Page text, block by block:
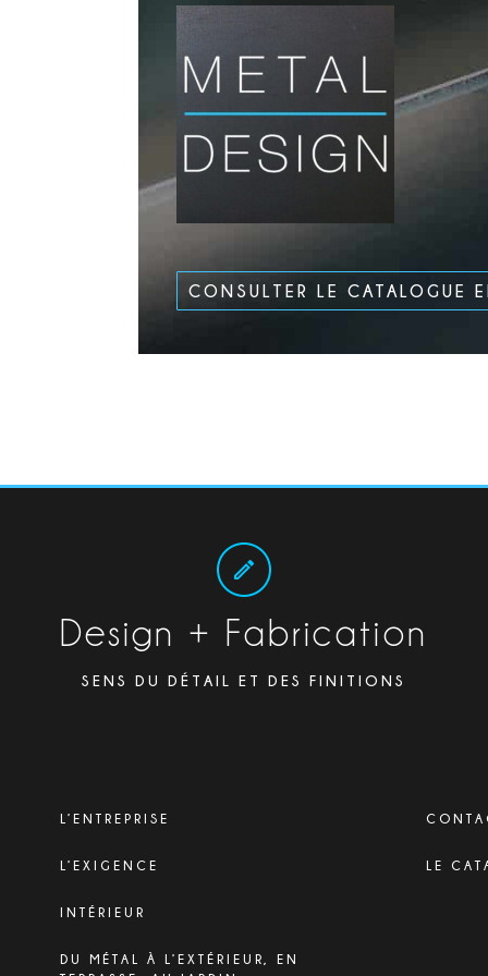
CONSULTER LE CATALOGUE
Design + Fabrication
SENS DU DÉTAIL ET DES FINITIONS
L’ENTREPRISE
L’EXIGENCE
INTÉRIEUR
DU MÉTAL À L’EXTÉRIEUR, EN
LE